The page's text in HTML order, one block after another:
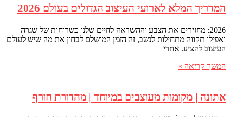
המדריך המלא לארועי העיצוב הגדולים בעולם 2026
2026: מחזירים את הצבע וההשראה לחיים שלנו כשרוחות של שגרה
ואפילו תקווה מתחילות לנשב, זה הזמן המושלם לבחון את מה שיש לעולם
העיצוב להציע. אחרי
המשך קריאה »
אתונה | מקומות מעוצבים במיוחד | מהדורת חורף